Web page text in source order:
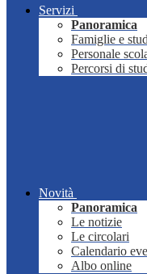
Servizi
Panoramica
Famiglie e
Personale
Percorsi di
Novità
Panoramica
Le notizie
Le circolari
Calendario
Albo online